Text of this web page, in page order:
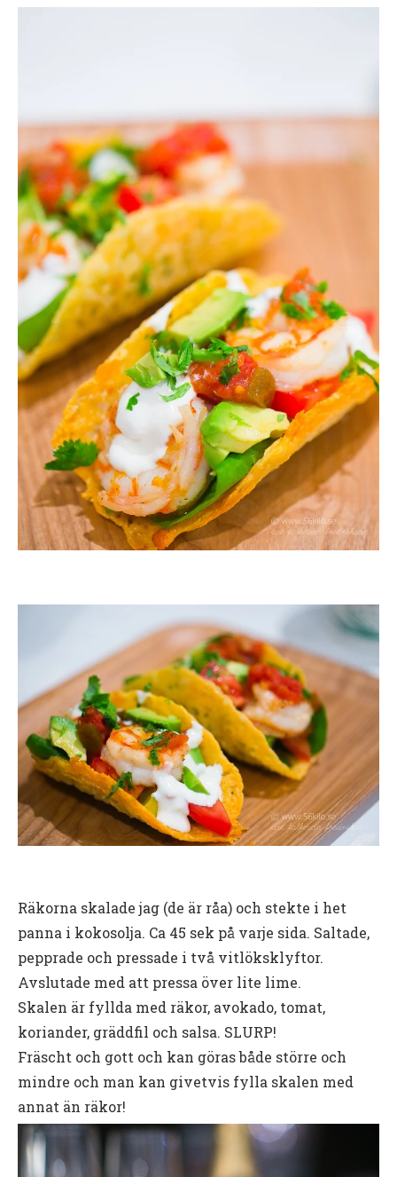
Räkorna skalade jag (de är råa) och stekte i het
panna i kokosolja. Ca 45 sek på varje sida. Saltade,
pepprade och pressade i två vitlöksklyftor.
Avslutade med att pressa över lite lime.
Skalen är fyllda med räkor, avokado, tomat,
koriander, gräddfil och salsa. SLURP!
Fräscht och gott och kan göras både större och
mindre och man kan givetvis fylla skalen med
annat än räkor!